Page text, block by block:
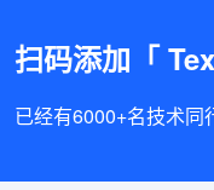
扫码添加「
已经有6000+名技术同